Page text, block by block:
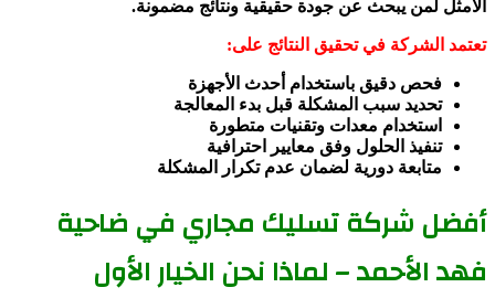
الأمثل لمن يبحث عن جودة حقيقية ونتائج مضمونة.
تعتمد الشركة في تحقيق النتائج على:
فحص دقيق باستخدام أحدث الأجهزة
تحديد سبب المشكلة قبل بدء المعالجة
استخدام معدات وتقنيات متطورة
تنفيذ الحلول وفق معايير احترافية
متابعة دورية لضمان عدم تكرار المشكلة
أفضل شركة تسليك مجاري في ضاحية
فهد الأحمد – لماذا نحن الخيار الأول